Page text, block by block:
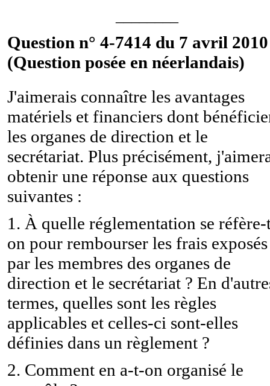
Question n° 4-7414 du 7 avril
(Question posée en néerlandais)
J'aimerais connaître les avantages
matériels et financiers dont
les organes de direction et le
secrétariat. Plus précisément,
obtenir une réponse aux questions
suivantes :
1. À quelle réglementation se
on pour rembourser les frais exposés
par les membres des organes de
direction et le secrétariat ? En
termes, quelles sont les règles
applicables et celles-ci sont-elles
définies dans un règlement ?
2. Comment en a-t-on organisé le